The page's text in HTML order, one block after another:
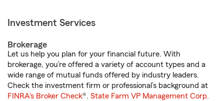
Investment Services
Brokerage
Let us help you plan for your financial future. With
brokerage, you’re offered a variety of account types and a
wide range of mutual funds offered by industry leaders.
Check the investment firm or professional’s background at
FINRA's Broker Check®. State Farm VP Management Corp.